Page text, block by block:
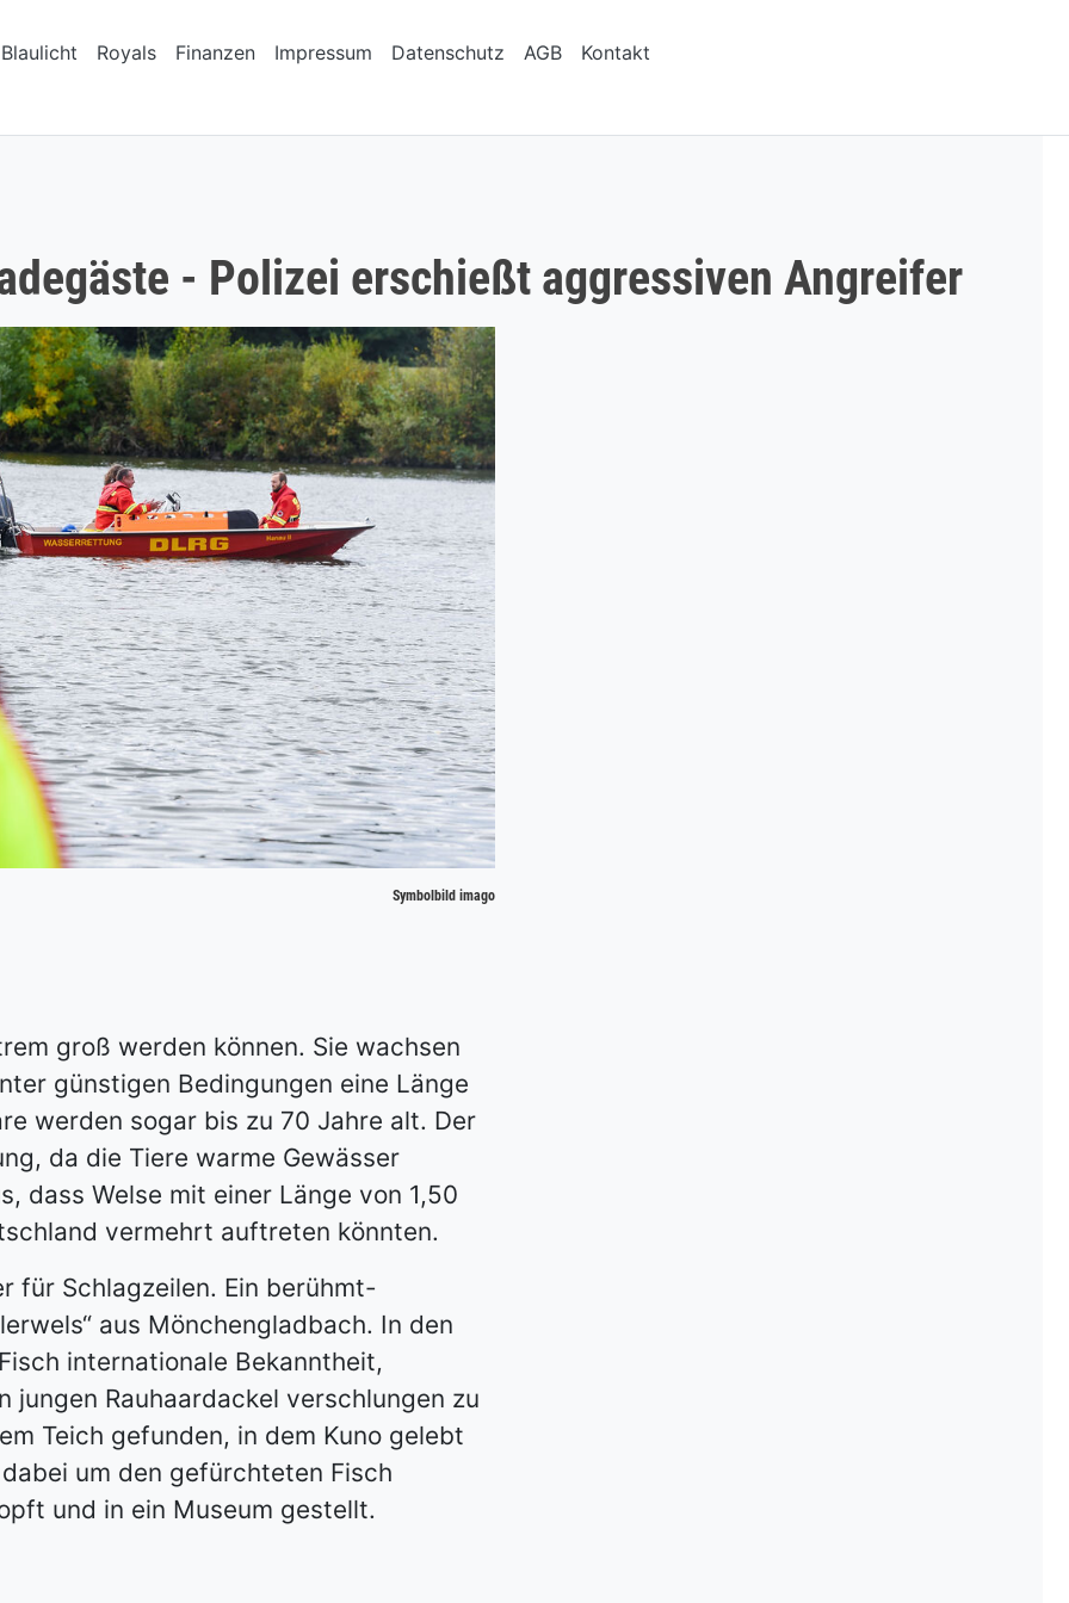
Blaulicht Royals Finanzen Impressum Datenschutz AGB Kontakt
- Polizei erschießt aggressiven Angreifer
Symbolbild imago
groß werden können. Sie wachsen
günstigen Bedingungen eine Länge
werden sogar bis zu 70 Jahre alt. Der
da die Tiere warme Gewässer
dass Welse mit einer Länge von 1,50
vermehrt auftreten könnten.
für Schlagzeilen. Ein berühmt-
aus Mönchengladbach. In den
internationale Bekanntheit,
jungen Rauhaardackel verschlungen zu
Teich gefunden, in dem Kuno gelebt
um den gefürchteten Fisch
und in ein Museum gestellt.